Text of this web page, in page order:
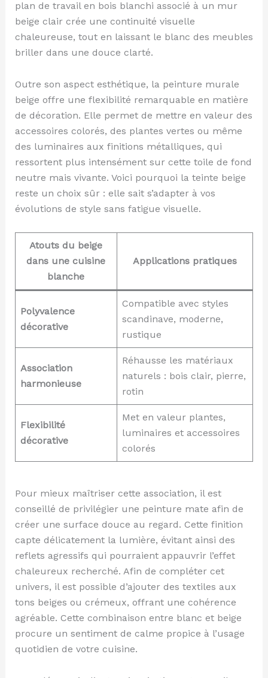
plan de travail en bois blanchi associé à un mur
beige clair crée une continuité visuelle
chaleureuse, tout en laissant le blanc des meubles
briller dans une douce clarté.
Outre son aspect esthétique, la peinture murale
beige offre une flexibilité remarquable en matière
de décoration. Elle permet de mettre en valeur des
accessoires colorés, des plantes vertes ou même
des luminaires aux finitions métalliques, qui
ressortent plus intensément sur cette toile de fond
neutre mais vivante. Voici pourquoi la teinte beige
reste un choix sûr : elle sait s’adapter à vos
évolutions de style sans fatigue visuelle.
Atouts du beige
dans une cuisine
blanche
Applications pratiques
Polyvalence
décorative
Compatible avec styles
scandinave, moderne,
rustique
Association
harmonieuse
Réhausse les matériaux
naturels : bois clair, pierre,
rotin
Flexibilité
décorative
Met en valeur plantes,
luminaires et accessoires
colorés
Pour mieux maîtriser cette association, il est
conseillé de privilégier une peinture mate afin de
créer une surface douce au regard. Cette finition
capte délicatement la lumière, évitant ainsi des
reflets agressifs qui pourraient appauvrir l’effet
chaleureux recherché. Afin de compléter cet
univers, il est possible d’ajouter des textiles aux
tons beiges ou crémeux, offrant une cohérence
agréable. Cette combinaison entre blanc et beige
procure un sentiment de calme propice à l’usage
quotidien de votre cuisine.